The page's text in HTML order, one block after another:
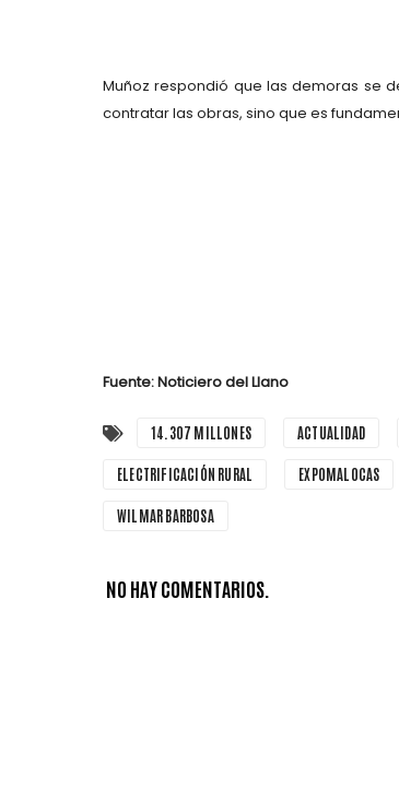
Muñoz respondió que las demoras se
contratar las obras, sino que es
Fuente: Noticiero del Llano
14.307 MILLONES ACTUALIDAD
ELECTRIFICACIÓN RURAL EXPOMALOCAS
WILMAR BARBOSA
NO HAY COMENTARIOS.